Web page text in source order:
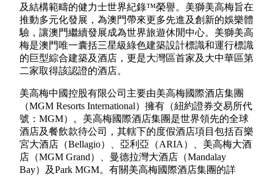
及結構範疇的健力士世界紀錄™榮譽。美獅美高梅旨在
推動多元化發展，為澳門帶來更多先進及創新的娛樂體
驗，讓澳門繼續發展成為世界旅遊休閒中心。美獅美高
梅是澳門唯一囊括三星級綠色建築設計標識和運行標識
的巨型綜合建築及酒店，更是大灣區首家及大中華區第
二家取得該認證的酒店。
美高梅中國控股有限公司主要由美高梅國際酒店集團
（MGM Resorts International）擁有（紐約證券交易所代
號：MGM）。美高梅國際酒店集團是世界領先的全球
酒店及餐飲款待公司，其轄下的度假酒店項目包括百樂
宮大酒店（Bellagio）、亞利亞（ARIA）、美高梅大酒
店（MGM Grand）、曼德拉灣大酒店（Mandalay
Bay）及Park MGM。有關美高梅國際酒店集團的詳